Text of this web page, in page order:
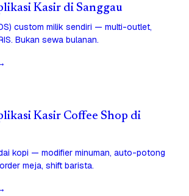
Kasir di Sanggau
custom milik sendiri — multi-outlet,
Bukan sewa bulanan.
Kasir Coffee Shop di
kopi — modifier minuman, auto-potong
meja, shift barista.